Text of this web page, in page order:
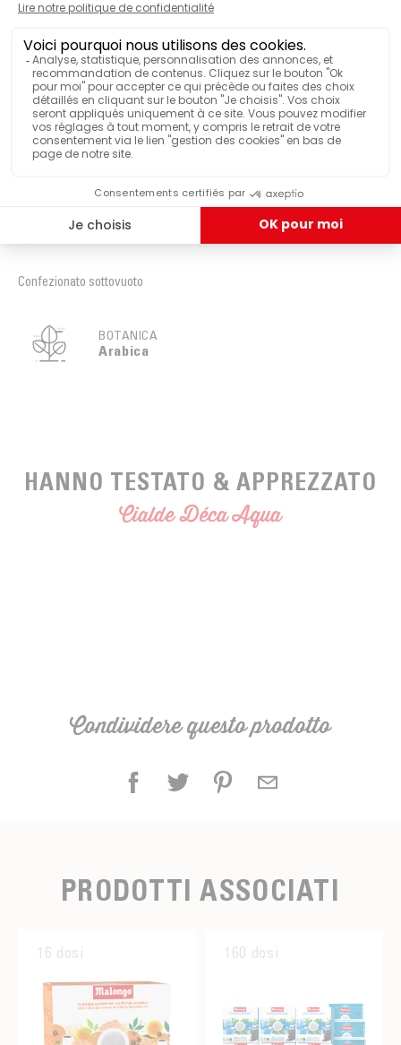
atto di impegno verso la natura e le persone.
fertilizzanti chimici, e quindi preserva il suolo, i fiumi
e le falde acquifere, nonché la biodiversità locale. Il
commercio equo e solidale ci permette di stabilire un
rapporto di fiducia con le cooperative e i produttori
locali, assicura loro una giusta remunerazione e li
accompagna a lungo termine in un processo di
tutti i sapori di questo
QUANTITÀ DI DOSI
VENDUTO IN Scatola
CERTIFICAZIONE
Commercio equo e solidale
Confezionato sottovuoto
BOTANICA
Arabica
HANNO TESTATO & APPREZZATO
Cialde Déca Aqua
Condividere questo prodotto
PRODOTTI ASSOCIATI
16 dosi 160 dosi